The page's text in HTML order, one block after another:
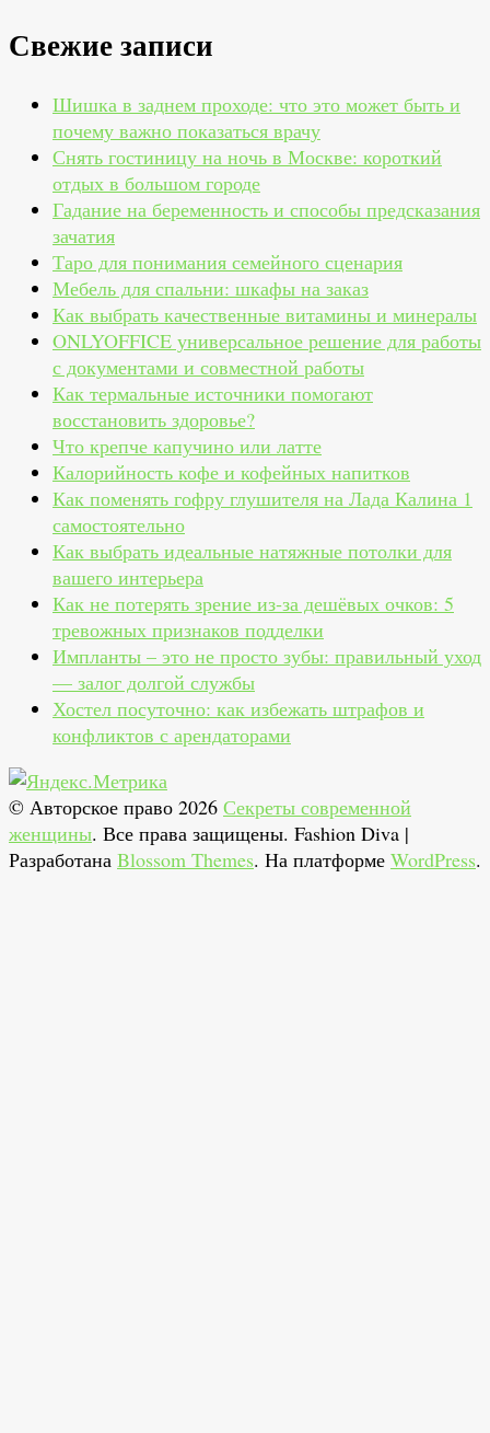
Свежие записи
Шишка в заднем проходе: что это может быть и
почему важно показаться врачу
Снять гостиницу на ночь в Москве: короткий
отдых в большом городе
Гадание на беременность и способы предсказания
зачатия
Таро для понимания семейного сценария
Мебель для спальни: шкафы на заказ
Как выбрать качественные витамины и минералы
ONLYOFFICE универсальное решение для работы
с документами и совместной работы
Как термальные источники помогают
восстановить здоровье?
Что крепче капучино или латте
Калорийность кофе и кофейных напитков
Как поменять гофру глушителя на Лада Калина 1
самостоятельно
Как выбрать идеальные натяжные потолки для
вашего интерьера
Как не потерять зрение из‑за дешёвых очков: 5
тревожных признаков подделки
Импланты – это не просто зубы: правильный уход
— залог долгой службы
Хостел посуточно: как избежать штрафов и
конфликтов с арендаторами
© Авторское право 2026 Секреты современной
женщины. Все права защищены. Fashion Diva |
Разработана Blossom Themes. На платформе WordPress.